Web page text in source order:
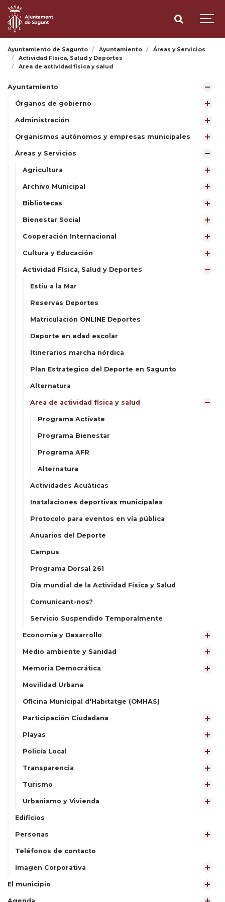
Ayuntamiento de Sagunto Ayuntamiento
Áreas y Servicios
Actividad Física, Salud y Deportes
Area de actividad física y salud
Ayuntamiento
Órganos de gobierno
Administración
Organismos autónomos y empresas municipales
Áreas y Servicios
Agricultura
Archivo Municipal
Bibliotecas
Bienestar Social
Cooperación Internacional
Cultura y Educación
Actividad Física, Salud y Deportes
Estiu a la Mar
Reservas Deportes
Matriculación ONLINE Deportes
Deporte en edad escolar
Itinerarios marcha nórdica
Plan Estrategico del Deporte en Sagunto
Alternatura
Area de actividad física y salud
Programa Actívate
Programa Bienestar
Programa AFR
Alternatura
Actividades Acuáticas
Instalaciones deportivas municipales
Protocolo para eventos en vía pública
Anuarios del Deporte
Campus
Programa Dorsal 261
Día mundial de la Actividad Física y Salud
Comunicant-nos?
Servicio Suspendido Temporalmente
Economía y Desarrollo
Medio ambiente y Sanidad
Memoria Democrática
Movilidad Urbana
Oficina Municipal d'Habitatge (OMHAS)
Participación Ciudadana
Playas
Policía Local
Transparencia
Turismo
Urbanismo y Vivienda
Edificios
Personas
Teléfonos de contacto
Imagen Corporativa
El municipio